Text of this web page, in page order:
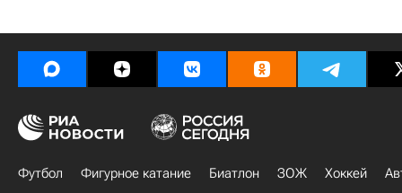
Футбол Фигурное катание Биатлон ЗОЖ Хоккей